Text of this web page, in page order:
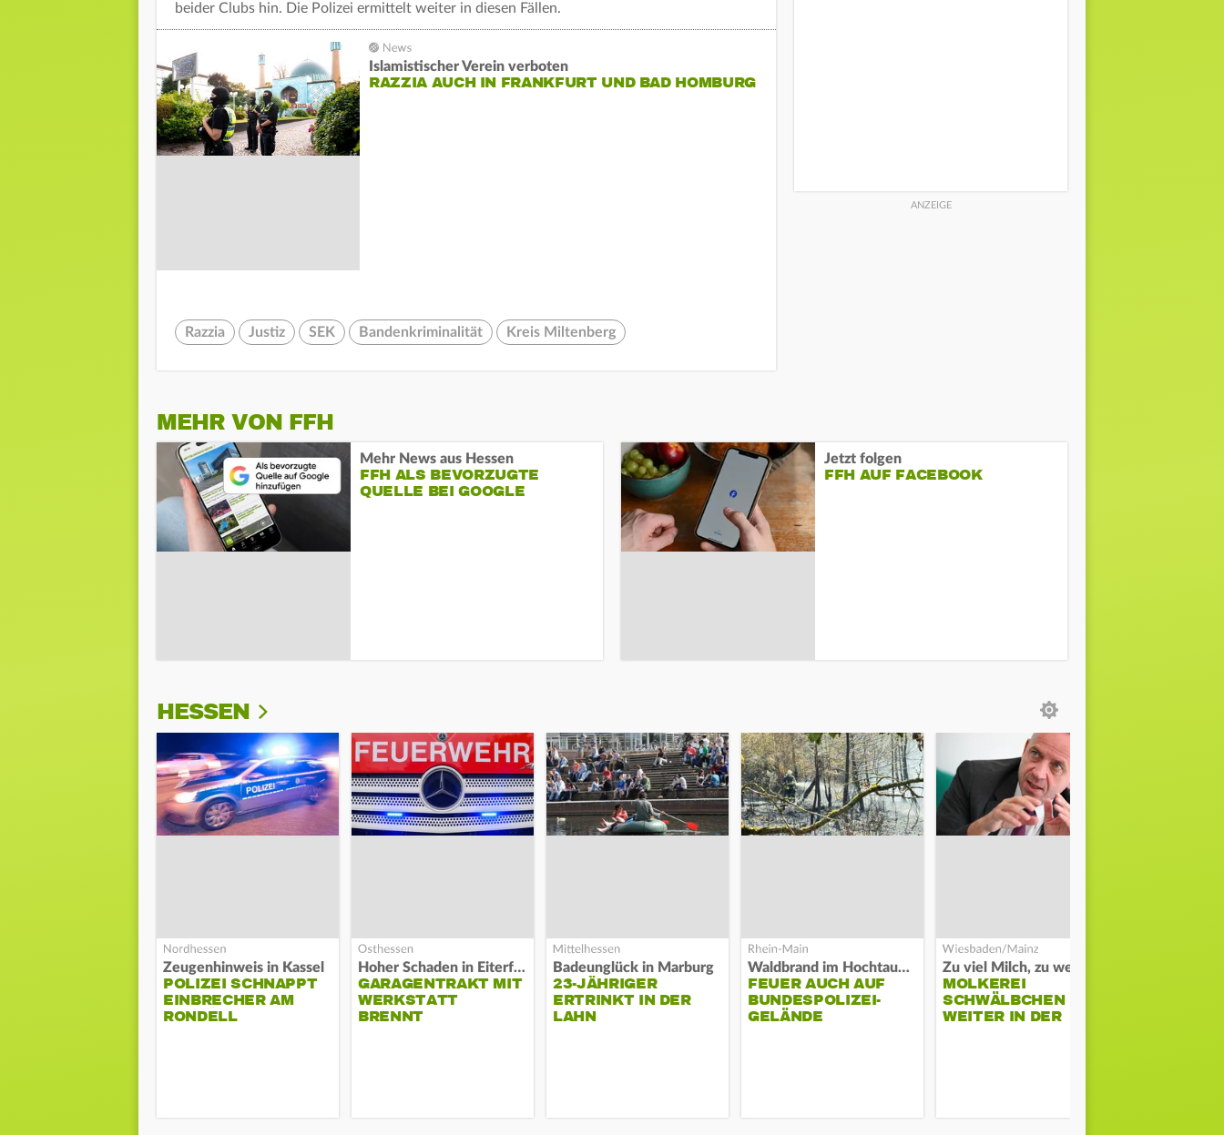
beider Clubs hin. Die Polizei ermittelt weiter in diesen Fällen.
Islamistischer Verein verboten
RAZZIA AUCH IN FRANKFURT UND BAD HOMBURG
Razzia Justiz SEK Bandenkriminalität Kreis Miltenberg
MEHR VON FFH
Mehr News aus Hessen
FFH ALS BEVORZUGTE
QUELLE BEI GOOGLE
Jetzt folgen
FFH AUF FACEBOOK
HESSEN
Zeugenhinweis in Kassel
POLIZEI SCHNAPPT
EINBRECHER AM
RONDELL
Hoher Schaden in Eiterfeld
GARAGENTRAKT MIT
WERKSTATT
BRENNT
Badeunglück in Marburg
23-JÄHRIGER
ERTRINKT IN DER
LAHN
Waldbrand im Hochtaunuskreis
FEUER AUCH AUF
BUNDESPOLIZEI-
GELÄNDE
MOLKEREI
SCHWÄLBCHEN
WEITER IN DER